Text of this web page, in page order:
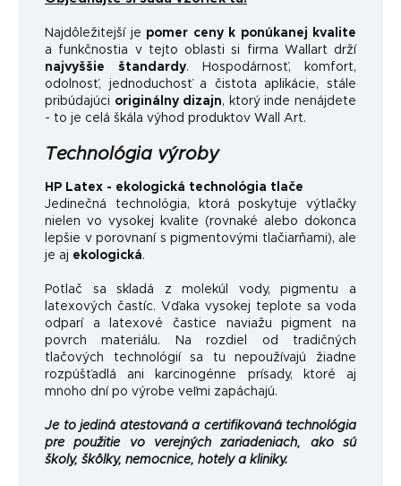
Najdôležitejší je pomer ceny k ponúkanej kvalite
a funkčnostia v tejto oblasti si firma Wallart drží
najvyššie štandardy. Hospodárnosť, komfort,
odolnosť, jednoduchosť a čistota aplikácie, stále
pribúdajúci originálny dizajn, ktorý inde nenájdete
- to je celá škála výhod produktov Wall Art.
Technológia výroby
HP Latex - ekologická technológia tlače
Jedinečná technológia, ktorá poskytuje výtlačky
nielen vo vysokej kvalite (rovnaké alebo dokonca
lepšie v porovnaní s pigmentovými tlačiarňami), ale
je aj ekologická.
Potlač sa skladá z molekúl vody, pigmentu a
latexových častíc. Vďaka vysokej teplote sa voda
odparí a latexové častice naviažu pigment na
povrch materiálu. Na rozdiel od tradičných
tlačových technológií sa tu nepoužívajú žiadne
rozpúšťadlá ani karcinogénne prísady, ktoré aj
mnoho dní po výrobe veľmi zapáchajú.
Je to jediná atestovaná a certifikovaná technológia
pre použitie vo verejných zariadeniach, ako sú
školy, škôlky, nemocnice, hotely a kliniky.